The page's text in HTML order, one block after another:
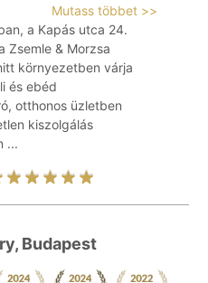
Mutass többet >>
a Kapás utca 24.
Zsemle & Morzsa
környezetben várja
és ebéd
otthonos üzletben
kiszolgálás
...
Budapest